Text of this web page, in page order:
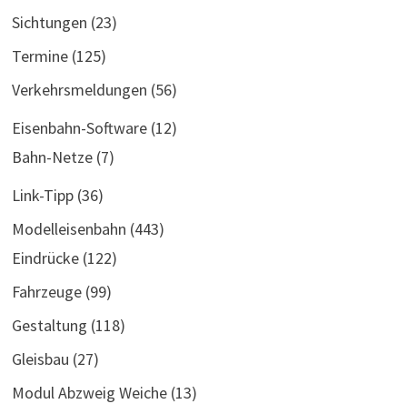
Sichtungen (23)
Termine(125)
Verkehrsmeldungen (56)
Eisenbahn-Software(12)
Bahn-Netze(7)
Link-Tipp(36)
Modelleisenbahn (443)
Eindrücke(122)
Fahrzeuge(99)
Gestaltung (118)
Gleisbau (27)
Modul Abzweig Weiche(13)